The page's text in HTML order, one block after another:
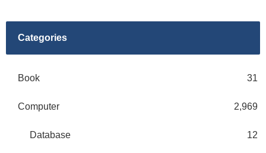
Categories
Book 31
Computer 2,969
Database 12